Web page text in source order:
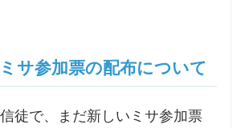
サ参加票の配布について
徒で、まだ新しいミサ参加票